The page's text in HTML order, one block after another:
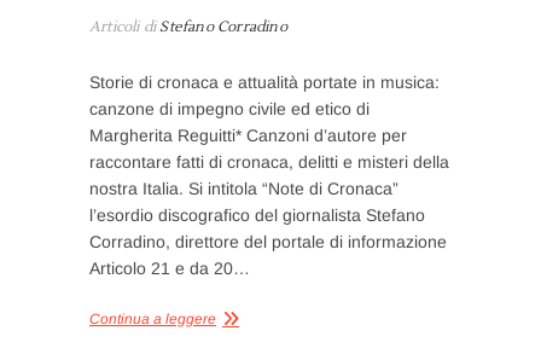
Articoli diStefano Corradino
Storie di cronaca e attualità portate in musica:
canzone di impegno civile ed etico di
Margherita Reguitti* Canzoni d’autore per
raccontare fatti di cronaca, delitti e misteri della
nostra Italia. Si intitola “Note di Cronaca”
l’esordio discografico del giornalista Stefano
Corradino, direttore del portale di informazione
Articolo 21 e da 20…
Continua a leggere